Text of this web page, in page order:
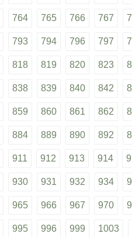
764 765 766 767
793 794 796 797
818 819 820 823
838 839 840 842
859 860 861 862
884 889 890 892
911 912 913 914
930 931 932 934
965 966 967 970
995 996 999 1003